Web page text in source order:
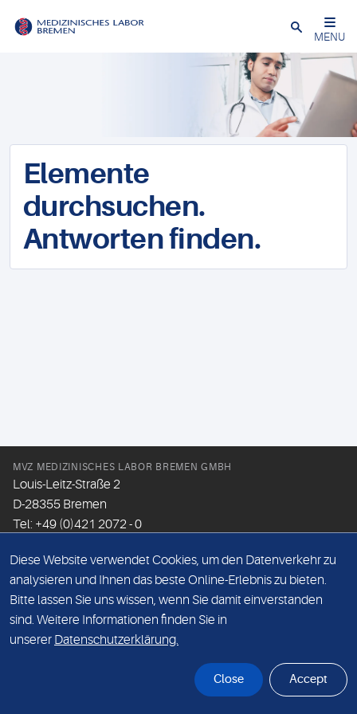
Schließen
MENU
Elemente
durchsuchen.
Antworten finden.
MVZ MEDIZINISCHES LABOR BREMEN GMBH
Louis-Leitz-Straße 2
D-28355 Bremen
Tel: +49 (0)421 2072 - 0
Email:info@mlhb.de
DATENSCHUTZ
IMPRESSUM
Diese Website verwendet Cookies, um den Datenverkehr zu
analysieren und Ihnen das beste Online-Erlebnis zu bieten.
Bitte lassen Sie uns wissen, wenn Sie damit einverstanden
sind. Weitere Informationen finden Sie in
unserer Datenschutzerklärung.
Close Accept